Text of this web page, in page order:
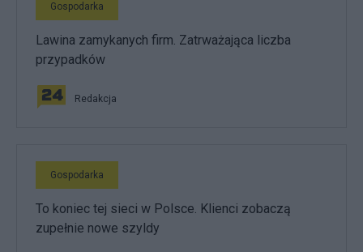
Gospodarka
Lawina zamykanych firm. Zatrważająca liczba
przypadków
Redakcja
Gospodarka
To koniec tej sieci w Polsce. Klienci zobaczą
zupełnie nowe szyldy